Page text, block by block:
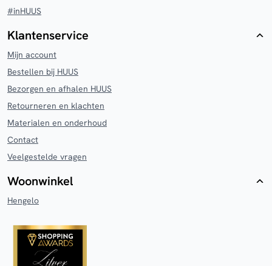
#inHUUS
Klantenservice
Mijn account
Bestellen bij HUUS
Bezorgen en afhalen HUUS
Retourneren en klachten
Materialen en onderhoud
Contact
Veelgestelde vragen
Woonwinkel
Hengelo